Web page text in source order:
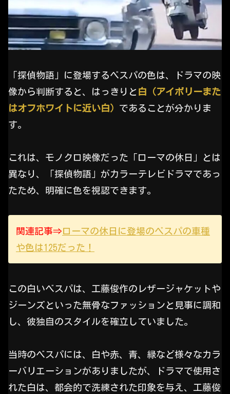
「探偵物語」に登場するベスパの色は、ドラマの映
像から判断すると、はっきりと 白（アイボリーまた
はオフホワイトに近い白） であることが分かりま
す。
これは、モノクロ映像だった「ローマの休日」とは
異なり、「探偵物語」がカラーテレビドラマであっ
たため、明確に色を視認できます。
関連記事⇒ ローマの休日に登場のベスパの車種
や色は125だった！
この白いベスパは、工藤俊作のレザージャケットや
ジーンズといった無骨なファッションと見事に調和
し、彼独自のスタイルを確立していました。
当時のベスパには、白や赤、青、緑など様々なカラ
ーバリエーションがありましたが、ドラマで使用さ
れた白は、都会的で洗練された印象を与え、工藤俊